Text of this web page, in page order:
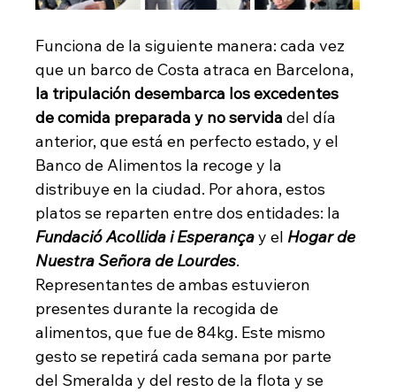
Funciona de la siguiente manera: cada vez
que un barco de Costa atraca en Barcelona,
la tripulación desembarca los excedentes
de comida preparada y no servida del día
anterior, que está en perfecto estado, y el
Banco de Alimentos la recoge y la
distribuye en la ciudad. Por ahora, estos
platos se reparten entre dos entidades: la
Fundació Acollida i Esperança y el Hogar de
Nuestra Señora de Lourdes.
Representantes de ambas estuvieron
presentes durante la recogida de
alimentos, que fue de 84kg. Este mismo
gesto se repetirá cada semana por parte
del Smeralda y del resto de la flota y se